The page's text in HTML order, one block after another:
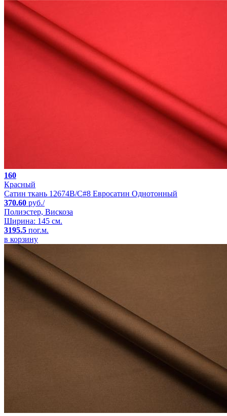
160
Красный
Сатин ткань 12674B/C#8 Евросатин Однотонный
370.60 руб./
Полиэстер, Вискоза
Ширина: 145 см.
3195.5 пог.м.
в корзину